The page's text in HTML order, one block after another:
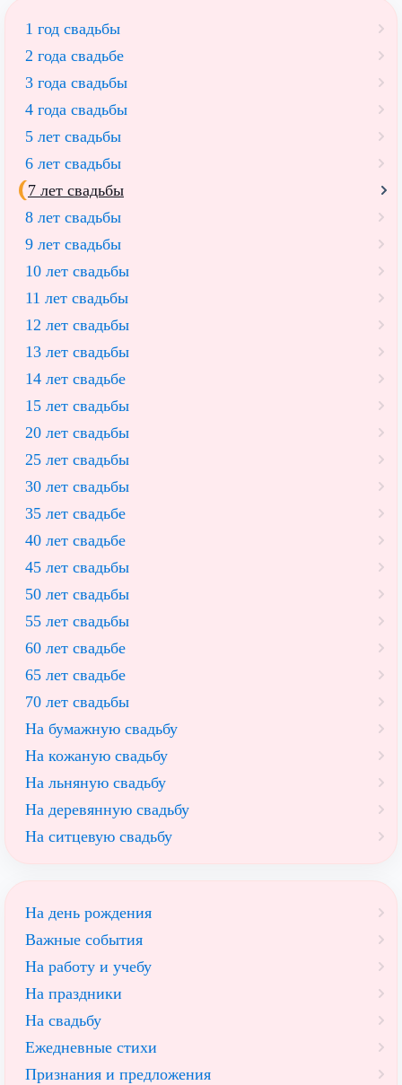
1 год свадьбы
2 года свадьбе
3 года свадьбы
4 года свадьбы
5 лет свадьбы
6 лет свадьбы
7 лет свадьбы
8 лет свадьбы
9 лет свадьбы
10 лет свадьбы
11 лет свадьбы
12 лет свадьбы
13 лет свадьбы
14 лет свадьбе
15 лет свадьбы
20 лет свадьбы
25 лет свадьбы
30 лет свадьбы
35 лет свадьбе
40 лет свадьбе
45 лет свадьбы
50 лет свадьбы
55 лет свадьбы
60 лет свадьбе
65 лет свадьбе
70 лет свадьбы
На бумажную свадьбу
На кожаную свадьбу
На льняную свадьбу
На деревянную свадьбу
На ситцевую свадьбу
На день рождения
Важные события
На работу и учебу
На праздники
На свадьбу
Ежедневные стихи
Признания и предложения